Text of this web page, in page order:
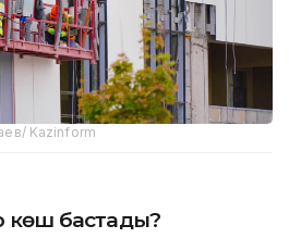
Kazinform
көш бастады?